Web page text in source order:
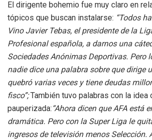
El dirigente bohemio fue muy claro en
tópicos que buscan instalarse: “Todos
Vino Javier Tebas, el presidente de la
Profesional española, a darnos una
Sociedades Anónimas Deportivas. Pero
nadie dice una palabra sobre que dirige
quebró varias veces y tiene deudas
fisco”;También tuvo palabras con la idea
pauperizada: “Ahora dicen que AFA está
dramática. Pero con la Super Liga le
ingresos de televisión menos Selección.